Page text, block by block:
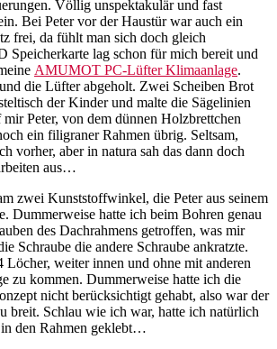
Völlig unspektakulär und fast
Bei Peter vor der Haustür war auch ein
frei, da fühlt man sich doch gleich
Speicherkarte lag schon für mich bereit und
AMUMOT PC-Lüfter Klimaanlage.
die Lüfter abgeholt. Zwei Scheiben Brot
der Kinder und malte die Sägelinien
Peter, von dem dünnen Holzbrettchen
ein filigraner Rahmen übrig. Seltsam,
vorher, aber in natura sah das dann doch
aus…
zwei Kunststoffwinkel, die Peter aus seinem
Dummerweise hatte ich beim Bohren genau
des Dachrahmens getroffen, was mir
Schraube die andere Schraube ankratzte.
weiter innen und ohne mit anderen
zu kommen. Dummerweise hatte ich die
nicht berücksichtigt gehabt, also war der
breit. Schlau wie ich war, hatte ich natürlich
den Rahmen geklebt…